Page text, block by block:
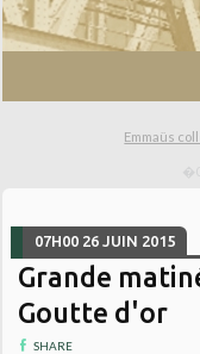
Emmaüs
07H00 26 JUIN 2015
Grande
Goutte d'or
SHARE